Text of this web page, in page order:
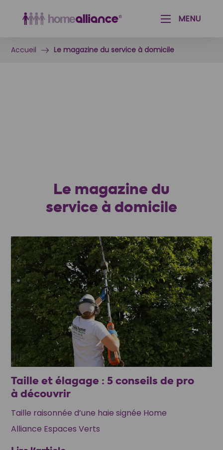
MENU
Accueil Le magazine du service à domicile
Le magazine du
service à domicile
Taille et élagage : 5 conseils de pro
à découvrir
Taille raisonnée d’une haie signée Home
Alliance Espaces Verts